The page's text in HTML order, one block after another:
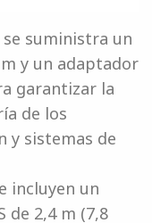
se suministra un
y un adaptador
garantizar la
de los
y sistemas de
incluyen un
de 2,4 m (7,8